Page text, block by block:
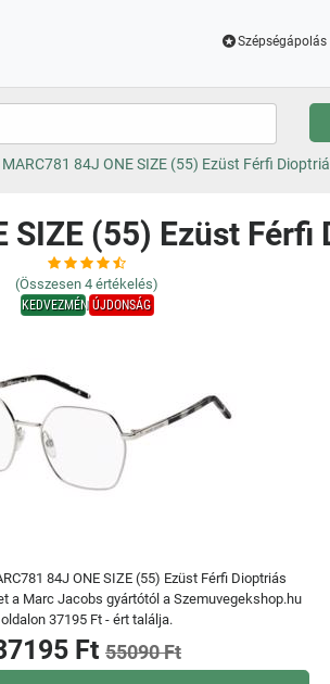
Szépségápolás
84J ONE SIZE (55) Ezüst Férfi
SIZE (55) Ezüst
(Összesen 4 értékelés)
KEDVEZMÉNYÚJDONSÁG
84J ONE SIZE (55) Ezüst Férfi Dioptriás
a Marc Jacobs gyártótól a Szemuvegekshop.hu
oldalon 37195 Ft - ért találja.
Ft 55090 Ft